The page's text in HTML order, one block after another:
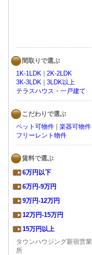
間取りで選ぶ
1K-1LDK
2K-2LDK
3K-3LDK
3LDK以上
テラスハウス・一戸建て
こだわりで選ぶ
ペット可物件
楽器可物件
フリーレント物件
賃料で選ぶ
6万円以下
6万円-9万円
9万円-12万円
12万円-15万円
15万円以上
タウンハウジング新宿営業
所